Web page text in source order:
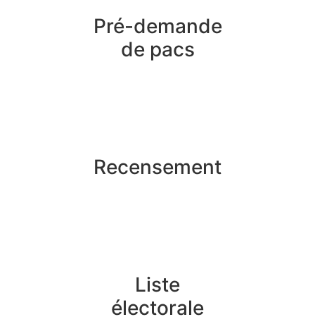
Pré-demande
de pacs
Recensement
Liste
électorale